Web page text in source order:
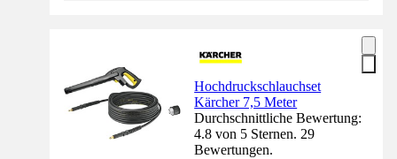
Hochdruckschlauchset
Kärcher 7,5 Meter
Durchschnittliche Bewertung:
4.8 von 5 Sternen. 29
Bewertungen.